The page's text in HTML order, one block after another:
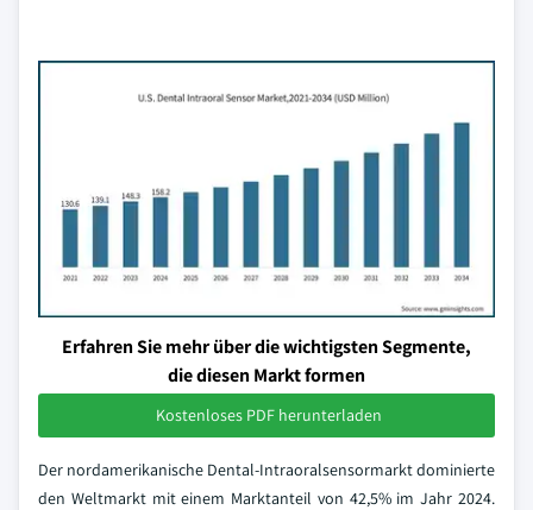
Erfahren Sie mehr über die wichtigsten Segmente,
die diesen Markt formen
Kostenloses PDF herunterladen
Der nordamerikanische Dental-Intraoralsensormarkt dominierte
den Weltmarkt mit einem Marktanteil von 42,5% im Jahr 2024.